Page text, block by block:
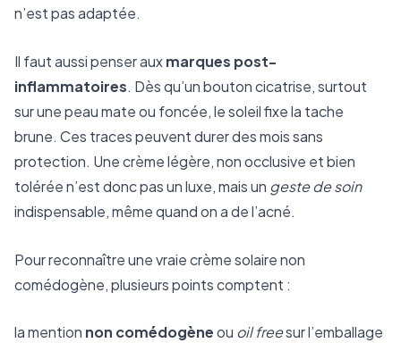
n’est pas adaptée.
Il faut aussi penser auxmarques post-
inflammatoires. Dès qu’un bouton cicatrise, surtout
sur une peau mate ou foncée, le soleil fixe la tache
brune. Ces traces peuvent durer des mois sans
protection. Une crème légère, non occlusive et bien
tolérée n’est donc pas un luxe, mais un geste de soin
indispensable, même quand on a de l’acné.
Pour reconnaître une vraie crème solaire non
comédogène, plusieurs points comptent :
la mention non comédogèneou oil freesur l’emballage